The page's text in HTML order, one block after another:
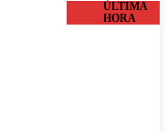
ÚLTIMA
HORA